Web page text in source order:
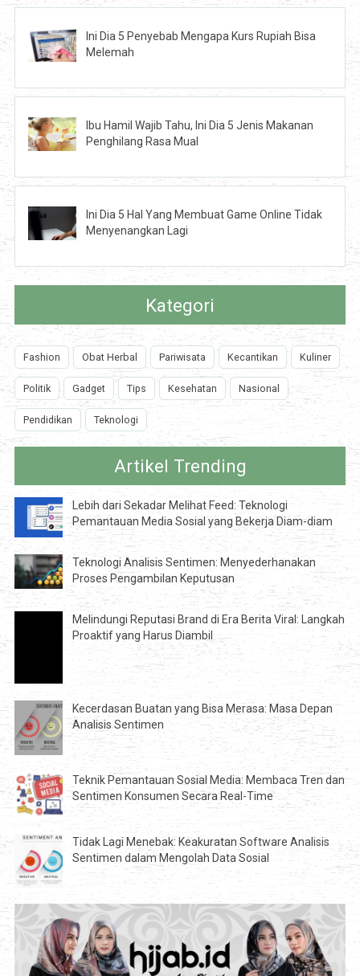
Ini Dia 5 Penyebab Mengapa Kurs Rupiah Bisa
Melemah
Ibu Hamil Wajib Tahu, Ini Dia 5 Jenis Makanan
Penghilang Rasa Mual
Ini Dia 5 Hal Yang Membuat Game Online Tidak
Menyenangkan Lagi
Kategori
Fashion Obat Herbal Pariwisata Kecantikan Kuliner
Politik Gadget Tips Kesehatan Nasional
Pendidikan Teknologi
Artikel Trending
Lebih dari Sekadar Melihat Feed: Teknologi
Pemantauan Media Sosial yang Bekerja Diam-diam
Teknologi Analisis Sentimen: Menyederhanakan
Proses Pengambilan Keputusan
Melindungi Reputasi Brand di Era Berita Viral: Langkah
Proaktif yang Harus Diambil
Kecerdasan Buatan yang Bisa Merasa: Masa Depan
Analisis Sentimen
Teknik Pemantauan Sosial Media: Membaca Tren dan
Sentimen Konsumen Secara Real-Time
Tidak Lagi Menebak: Keakuratan Software Analisis
Sentimen dalam Mengolah Data Sosial